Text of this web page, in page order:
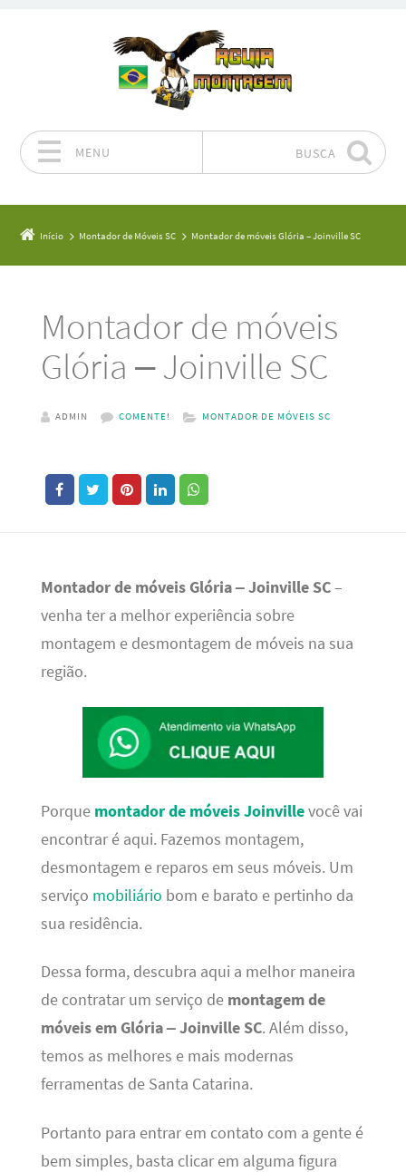
MENU BUSCA
Início Montador de Móveis SC Montador de móveis Glória – Joinville SC
Montador de móveis
Glória – Joinville SC
ADMIN COMENTE! MONTADOR DE MÓVEIS SC
Montador de móveis Glória – Joinville SC–
venha ter a melhor experiência sobre
montagem e desmontagem de móveis na sua
região.
Porque montador de móveis Joinvillevocê vai
encontrar é aqui. Fazemos montagem,
desmontagem e reparos em seus móveis. Um
serviço mobiliário bom e barato e pertinho da
sua residência.
Dessa forma, descubra aqui a melhor maneira
de contratar um serviço de montagem de
móveis em Glória – Joinville SC. Além disso,
temos as melhores e mais modernas
ferramentas de Santa Catarina.
Portanto para entrar em contato com a gente é
bem simples, basta clicar em alguma figura